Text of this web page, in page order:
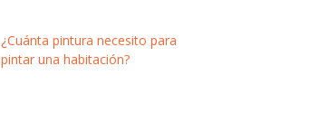
¿Cuánta pintura necesito para
pintar una habitación?